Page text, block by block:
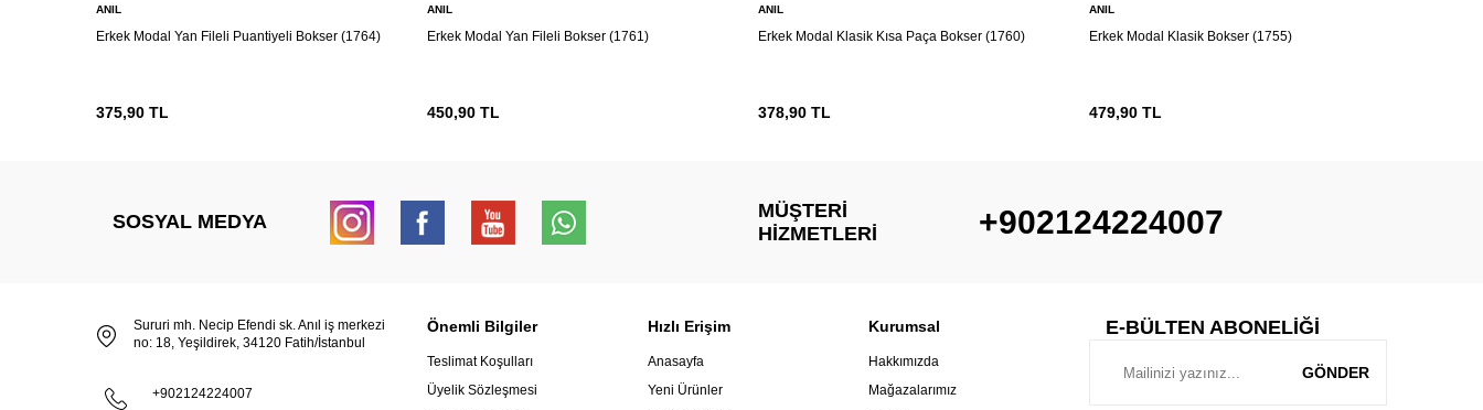
ANIL
Erkek Modal Yan Fileli Puantiyeli Bokser (1764)
375,90 TL
ANIL
Erkek Modal Yan Fileli Bokser (1761)
450,90 TL
ANIL
Erkek Modal Klasik Kısa Paça Bokser (1760)
378,90 TL
ANIL
Erkek Modal Klasik Bokser (1755)
479,90 TL
SOSYAL MEDYA
MÜŞTERI
HIZMETLERI
+902124224007
Sururi mh. Necip Efendi sk. Anıl iş merkezi
no: 18, Yeşildirek, 34120 Fatih/İstanbul
+902124224007
Önemli Bilgiler
Teslimat Koşulları
Üyelik Sözleşmesi
Hızlı Erişim
Anasayfa
Yeni Ürünler
Kurumsal
Hakkımızda
Mağazalarımız
E-BÜLTEN ABONELIĞI
GÖNDER